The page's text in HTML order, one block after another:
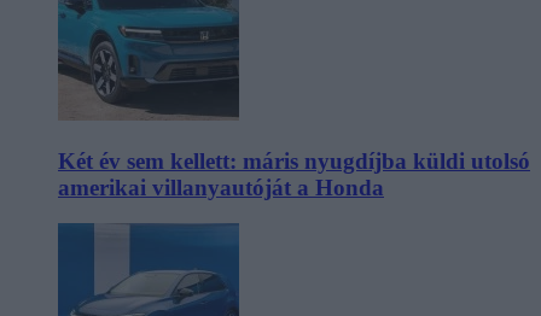
Két év sem kellett: máris nyugdíjba küldi utolsó
amerikai villanyautóját a Honda